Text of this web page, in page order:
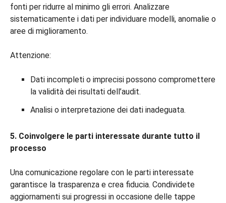
fonti per ridurre al minimo gli errori. Analizzare
sistematicamente i dati per individuare modelli, anomalie o
aree di miglioramento.
Attenzione:
Dati incompleti o imprecisi possono compromettere
la validità dei risultati dell’audit.
Analisi o interpretazione dei dati inadeguata.
5. Coinvolgere le parti interessate durante tutto il
processo
Una comunicazione regolare con le parti interessate
garantisce la trasparenza e crea fiducia. Condividete
aggiornamenti sui progressi in occasione delle tappe